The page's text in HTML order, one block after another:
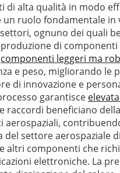
di alta qualità in modo
un ruolo fondamentale in
ognuno dei quali
di
componenti leggeri ma
e peso, migliorando le
di innovazione e
garantisce
raccordi beneficiano
aerospaziali,
del settore
altri componenti che
elettroniche. La